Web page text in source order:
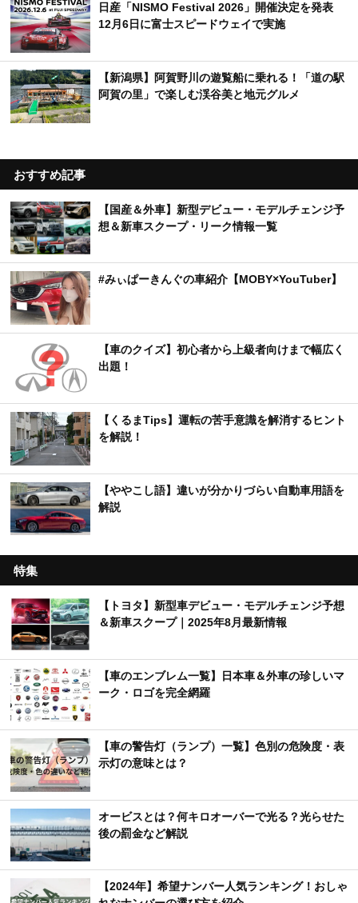
日産「NISMO Festival 2026」開催決定を発表
12月6日に富士スピードウェイで実施
【新潟県】阿賀野川の遊覧船に乗れる！「道の駅
阿賀の里」で楽しむ渓谷美と地元グルメ
おすすめ記事
【国産＆外車】新型デビュー・モデルチェンジ予
想＆新車スクープ・リーク情報一覧
#みぃぱーきんぐの車紹介【MOBY×YouTuber】
【車のクイズ】初心者から上級者向けまで幅広く
出題！
【くるまTips】運転の苦手意識を解消するヒント
を解説！
【ややこし語】違いが分かりづらい自動車用語を
解説
特集
【トヨタ】新型車デビュー・モデルチェンジ予想
＆新車スクープ｜2025年8月最新情報
【車のエンブレム一覧】日本車＆外車の珍しいマ
ーク・ロゴを完全網羅
【車の警告灯（ランプ）一覧】色別の危険度・表
示灯の意味とは？
オービスとは？何キロオーバーで光る？光らせた
後の罰金など解説
【2024年】希望ナンバー人気ランキング！おしゃ